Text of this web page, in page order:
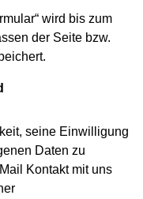
wird bis zum
der Seite bzw.
seine Einwilligung
Daten zu
Kontakt mit uns